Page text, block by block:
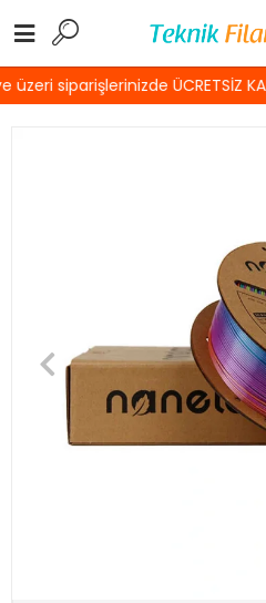
siparişlerinizde ÜCRETSİZ